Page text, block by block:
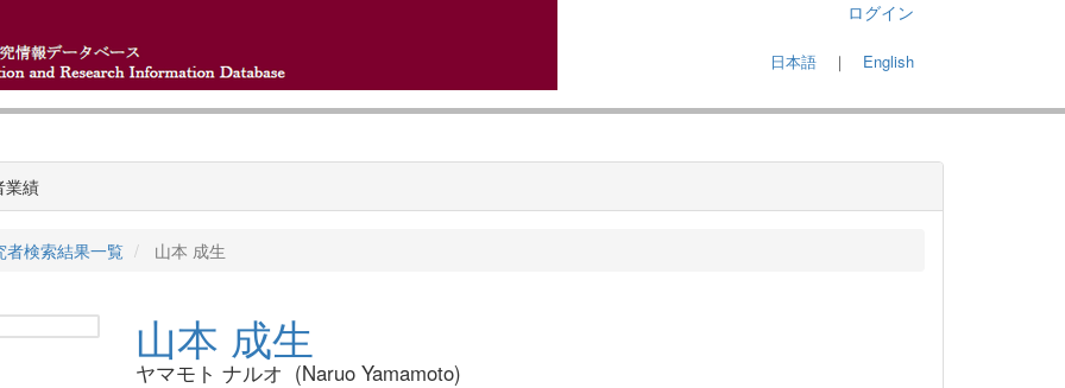
ログイン
日本語 ｜ English
業績
者検索結果一覧 山本 成生
山本 成生
ヤマモト ナルオ (Naruo Yamamoto)